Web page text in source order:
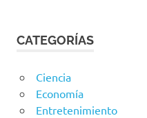
CATEGORÍAS
Ciencia
Economía
Entretenimiento